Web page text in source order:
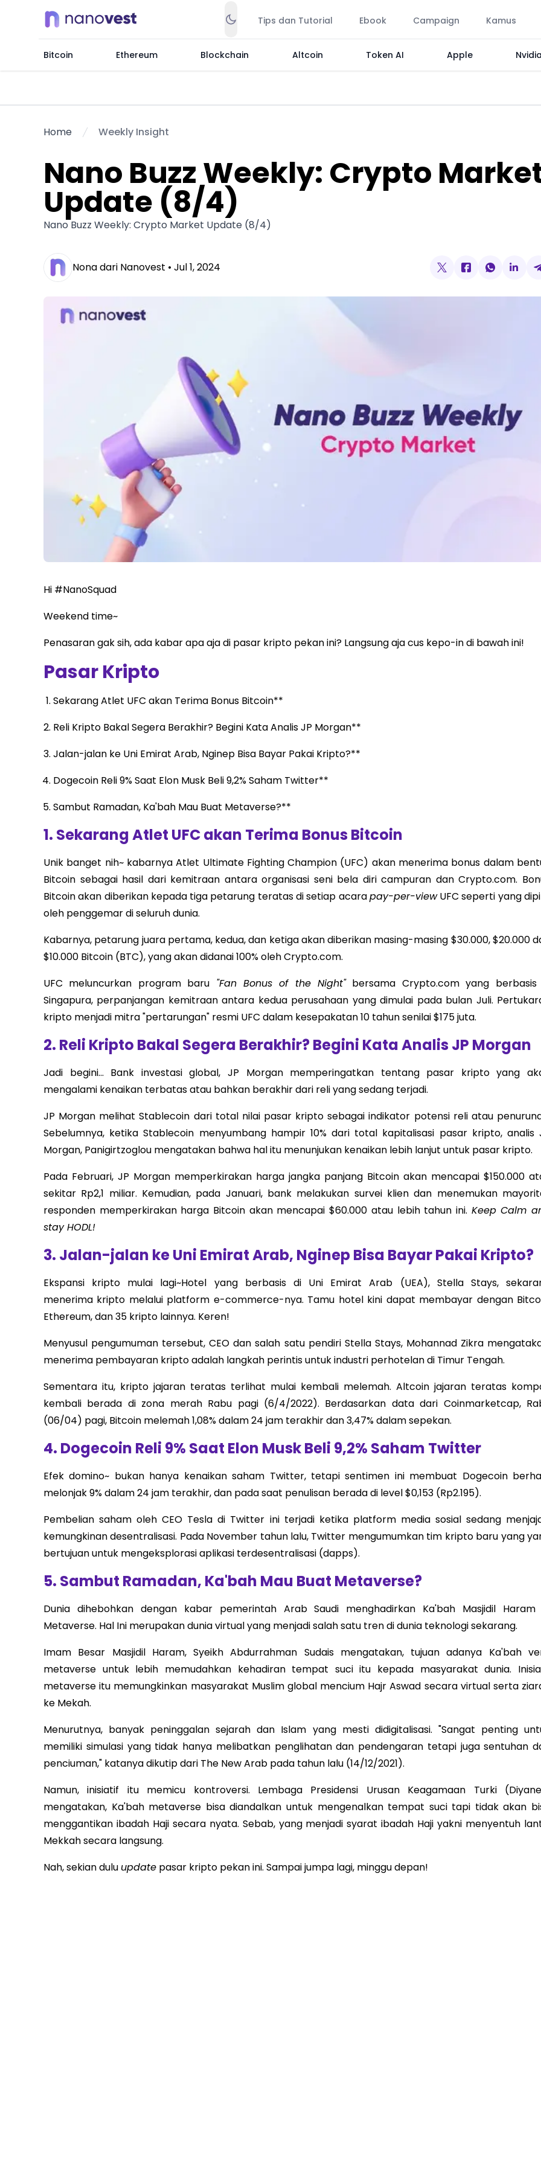
Tips dan Tutorial Ebook Campaign Kamus
Bitcoin Ethereum Blockchain Altcoin Token AI Apple Nvidia
Home Weekly Insight
Nano Buzz Weekly: Crypto
Update (8/4)
Nano Buzz Weekly: Crypto Market Update (8/4)
Nona dari Nanovest • Jul 1, 2024
Hi #NanoSquad
Weekend time~
Penasaran gak sih, ada kabar apa aja di pasar kripto pekan ini? Langsung aja cus kepo-in di bawah ini!
Pasar Kripto
Sekarang Atlet UFC akan Terima Bonus Bitcoin**
Reli Kripto Bakal Segera Berakhir? Begini Kata Analis JP Morgan**
Jalan-jalan ke Uni Emirat Arab, Nginep Bisa Bayar Pakai Kripto?**
Dogecoin Reli 9% Saat Elon Musk Beli 9,2% Saham Twitter**
Sambut Ramadan, Ka'bah Mau Buat Metaverse?**
1. Sekarang Atlet UFC akan Terima Bonus Bitcoin
Unik banget nih~ kabarnya Atlet Ultimate Fighting Champion (UFC) akan menerima bonus dalam
Bitcoin sebagai hasil dari kemitraan antara organisasi seni bela diri campuran dan Crypto.com.
Bitcoin akan diberikan kepada tiga petarung teratas di setiap acarapay-per-viewUFC seperti yang
oleh penggemar di seluruh dunia.
Kabarnya, petarung juara pertama, kedua, dan ketiga akan diberikan masing-masing $30.000, $20.000
$10.000 Bitcoin (BTC), yang akan didanai 100% oleh Crypto.com.
UFC meluncurkan program baru "Fan Bonus of the Night"bersama Crypto.com yang berbasis
Singapura, perpanjangan kemitraan antara kedua perusahaan yang dimulai pada bulan Juli.
kripto menjadi mitra "pertarungan" resmi UFC dalam kesepakatan 10 tahun senilai $175 juta.
2. Reli Kripto Bakal Segera Berakhir? Begini Kata Analis JP Morgan
Jadi begini... Bank investasi global, JP Morgan memperingatkan tentang pasar kripto yang
mengalami kenaikan terbatas atau bahkan berakhir dari reli yang sedang terjadi.
JP Morgan melihat Stablecoin dari total nilai pasar kripto sebagai indikator potensi reli atau
Sebelumnya, ketika Stablecoin menyumbang hampir 10% dari total kapitalisasi pasar kripto, analis
Morgan, Panigirtzoglou mengatakan bahwa hal itu menunjukan kenaikan lebih lanjut untuk pasar kripto.
Pada Februari, JP Morgan memperkirakan harga jangka panjang Bitcoin akan mencapai $150.000
sekitar Rp2,1 miliar. Kemudian, pada Januari, bank melakukan survei klien dan menemukan
responden memperkirakan harga Bitcoin akan mencapai $60.000 atau lebih tahun ini. Keep Calm
stay HODL!
3. Jalan-jalan ke Uni Emirat Arab, Nginep Bisa Bayar Pakai Kripto?
Ekspansi kripto mulai lagi~Hotel yang berbasis di Uni Emirat Arab (UEA), Stella Stays,
menerima kripto melalui platform e-commerce-nya. Tamu hotel kini dapat membayar dengan
Ethereum, dan 35 kripto lainnya. Keren!
Menyusul pengumuman tersebut, CEO dan salah satu pendiri Stella Stays, Mohannad Zikra
menerima pembayaran kripto adalah langkah perintis untuk industri perhotelan di Timur Tengah.
Sementara itu, kripto jajaran teratas terlihat mulai kembali melemah. Altcoin jajaran teratas
kembali berada di zona merah Rabu pagi (6/4/2022). Berdasarkan data dari Coinmarketcap,
(06/04) pagi, Bitcoin melemah 1,08% dalam 24 jam terakhir dan 3,47% dalam sepekan.
4. Dogecoin Reli 9% Saat Elon Musk Beli 9,2% Saham Twitter
Efek domino~ bukan hanya kenaikan saham Twitter, tetapi sentimen ini membuat Dogecoin
melonjak 9% dalam 24 jam terakhir, dan pada saat penulisan berada di level $0,153 (Rp2.195).
Pembelian saham oleh CEO Tesla di Twitter ini terjadi ketika platform media sosial sedang
kemungkinan desentralisasi. Pada November tahun lalu, Twitter mengumumkan tim kripto baru yang
bertujuan untuk mengeksplorasi aplikasi terdesentralisasi (dapps).
5. Sambut Ramadan, Ka'bah Mau Buat Metaverse?
Dunia dihebohkan dengan kabar pemerintah Arab Saudi menghadirkan Ka'bah Masjidil Haram
Metaverse. Hal Ini merupakan dunia virtual yang menjadi salah satu tren di dunia teknologi sekarang.
Imam Besar Masjidil Haram, Syeikh Abdurrahman Sudais mengatakan, tujuan adanya Ka'bah
metaverse untuk lebih memudahkan kehadiran tempat suci itu kepada masyarakat dunia.
metaverse itu memungkinkan masyarakat Muslim global mencium Hajr Aswad secara virtual serta
ke Mekah.
Menurutnya, banyak peninggalan sejarah dan Islam yang mesti didigitalisasi. "Sangat penting
memiliki simulasi yang tidak hanya melibatkan penglihatan dan pendengaran tetapi juga sentuhan
penciuman," katanya dikutip dari The New Arab pada tahun lalu (14/12/2021).
Namun, inisiatif itu memicu kontroversi. Lembaga Presidensi Urusan Keagamaan Turki
mengatakan, Ka'bah metaverse bisa diandalkan untuk mengenalkan tempat suci tapi tidak akan
menggantikan ibadah Haji secara nyata. Sebab, yang menjadi syarat ibadah Haji yakni menyentuh
Mekkah secara langsung.
Nah, sekian dulu update pasar kripto pekan ini. Sampai jumpa lagi, minggu depan!